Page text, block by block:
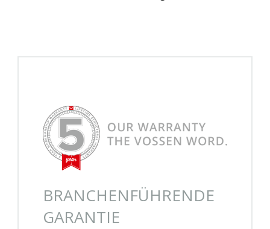
BRANCHENFÜHRENDE
GARANTIE